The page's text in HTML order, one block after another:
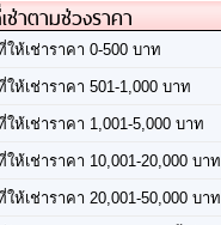
าตามช่วงราคา
ห้เช่าราคา 0-500 บาท
ห้เช่าราคา 501-1,000 บาท
ห้เช่าราคา 1,001-5,000 บาท
ห้เช่าราคา 10,001-20,000 บาท
ห้เช่าราคา 20,001-50,000 บาท